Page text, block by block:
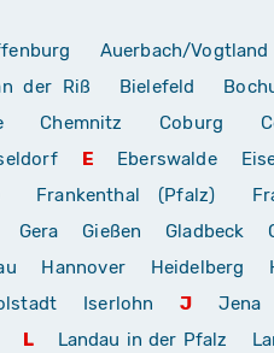
Auerbach/Vogtland
der Riß Bielefeld
Chemnitz Coburg
E Eberswalde
Frankenthal (Pfalz)
Gera Gießen Gladbeck
Hannover Heidelberg
Iserlohn J Jena
L Landau in der Pfalz